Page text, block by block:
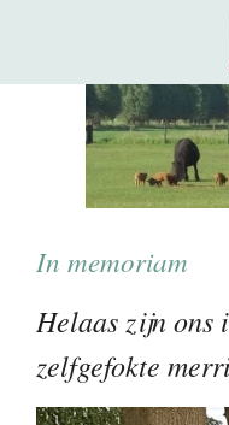
naar
hoofdinhoud
In memoriam
Helaas zijn ons
zelfgefokte